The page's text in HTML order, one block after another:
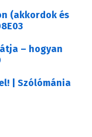
(akkordok és
– hogyan
| Szólómánia